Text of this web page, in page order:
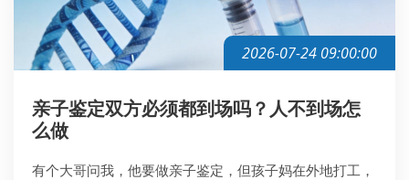
2026-07-24 09:00:00
亲子鉴定双方必须都到场吗？人不到场怎
么做
有个大哥问我，他要做亲子鉴定，但孩子妈在外地打工，